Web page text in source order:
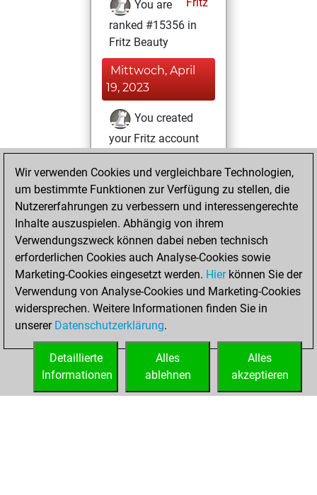
You are
ranked #15356 in
Fritz Beauty
Mittwoch, April
19, 2023
You created
your Fritz account
Fritz
Freitag, März
24, 2023
You played 14
blitz games
Play
You scored +0
=2 -12 in blitz
You played 3
slow games
You scored +0
=0 -3 in slow games
Wir verwenden Cookies und vergleichbare Technologien,
um bestimmte Funktionen zur Verfügung zu stellen, die
Nutzererfahrungen zu verbessern und interessengerechte
Inhalte auszuspielen. Abhängig von ihrem
Verwendungszweck können dabei neben technisch
erforderlichen Cookies auch Analyse-Cookies sowie
Marketing-Cookies eingesetzt werden. Hierkönnen Sie der
Verwendung von Analyse-Cookies und Marketing-Cookies
widersprechen. Weitere Informationen finden Sie in
unserer Datenschutzerklärung.
Alles
akzeptieren
Alles
ablehnen
Detaillierte
Informationen